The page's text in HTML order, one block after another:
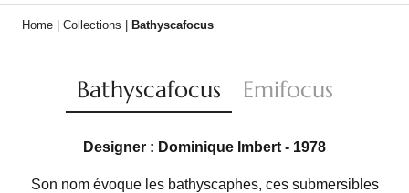
Home Collections Bathyscafocus
Bathyscafocus Emifocus
Designer : Dominique Imbert - 1978
Son nom évoque les bathyscaphes, ces submersibles